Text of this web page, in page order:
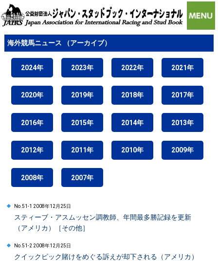
海外競馬ニュース （アーカイブ）
2024年 2023年 2022年 2021年
2020年 2019年 2018年 2017年
2016年 2015年 2014年 2013年
2012年 2011年 2010年 2009年
2008年 2007年
No.51-1 2008年12月25日
スティーブ・アスムッセン調教師、年間最多勝記録を更新
（アメリカ）［その他］
No.51-2 2008年12月25日
クイックピック賭けをめぐる訴えが却下される（アメリカ）